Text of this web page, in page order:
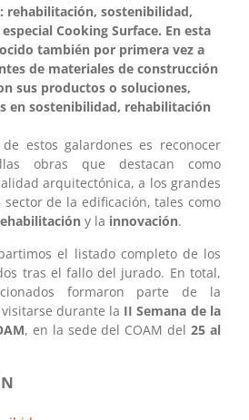
rehabilitación, sostenibilidad,
Cooking Surface. En esta
también por primera vez a
de materiales de construcción
sus productos o soluciones,
en sostenibilidad, rehabilitación
estos galardones es reconocer
obras que destacan como
arquitectónica, a los grandes
de la edificación, tales como
y la innovación.
el listado completo de los
tras el fallo del jurado. En total,
formaron parte de la
durante la II Semana de la
, en la sede del COAM del 25 al